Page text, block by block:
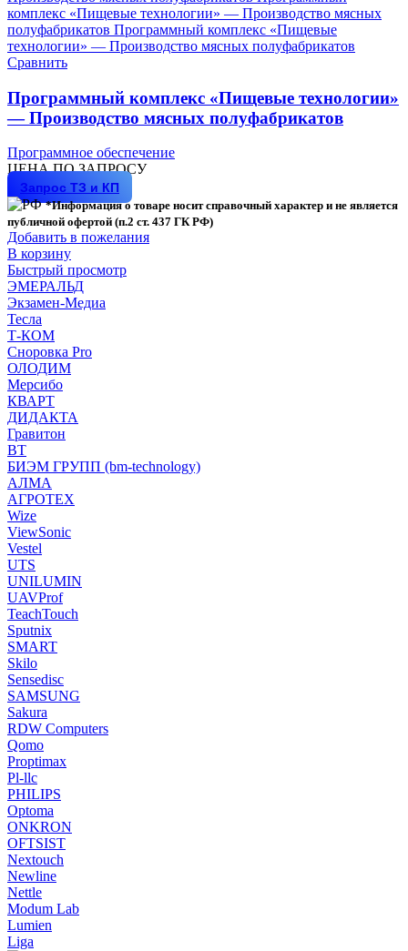
Сравнить
Программный комплекс «Пищевые технологии»
— Производство мясных полуфабрикатов
Программное обеспечение
ЦЕНА ПО ЗАПРОСУ
Запрос ТЗ и КП
*Информация о товаре носит справочный характер и не является
публичной офертой (п.2 ст. 437 ГК РФ)
Добавить в пожелания
В корзину
Быстрый просмотр
ЭМЕРАЛЬД
Экзамен-Медиа
Тесла
Т-КОМ
Сноровка Pro
ОЛОДИМ
Мерсибо
КВАРТ
ДИДАКТА
Гравитон
ВТ
БИЭМ ГРУПП (bm-technology)
АЛМА
АГРОТЕХ
Wize
ViewSonic
Vestel
UTS
UNILUMIN
UAVProf
TeachTouch
Sputnix
SMART
Skilo
Sensedisc
SAMSUNG
Sakura
RDW Computers
Qomo
Proptimax
Pl-llc
PHILIPS
Optoma
ONKRON
OFTSIST
Nextouch
Newline
Nettle
Modum Lab
Lumien
Liga